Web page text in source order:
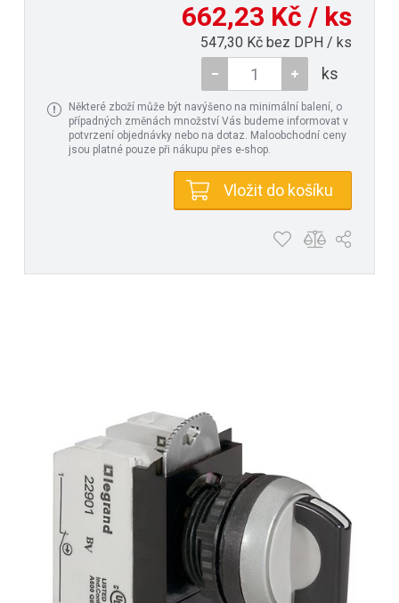
662,23 Kč / ks
547,30 Kč bez DPH / ks
ks
Některé zboží může být navýšeno na minimální balení, o
případných změnách množství Vás budeme informovat v
potvrzení objednávky nebo na dotaz. Maloobchodní ceny
jsou platné pouze při nákupu přes e-shop.
Vložit do košíku